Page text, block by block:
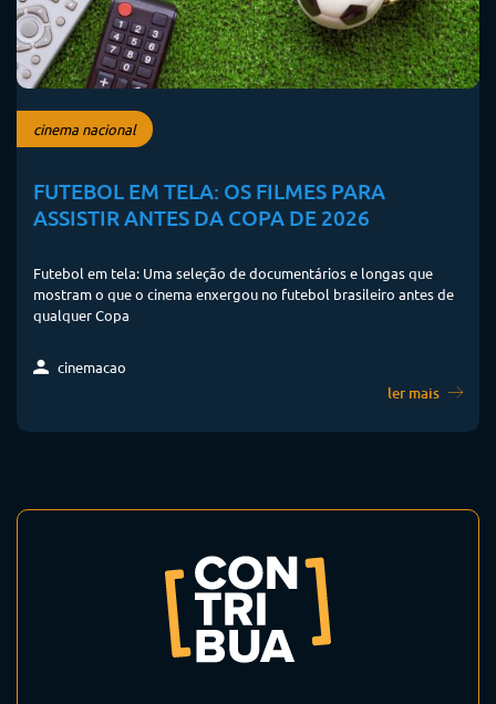
cinema nacional
FUTEBOL EM TELA: OS FILMES PARA
ASSISTIR ANTES DA COPA DE 2026
Futebol em tela: Uma seleção de documentários e longas que
mostram o que o cinema enxergou no futebol brasileiro antes de
qualquer Copa
cinemacao
ler mais